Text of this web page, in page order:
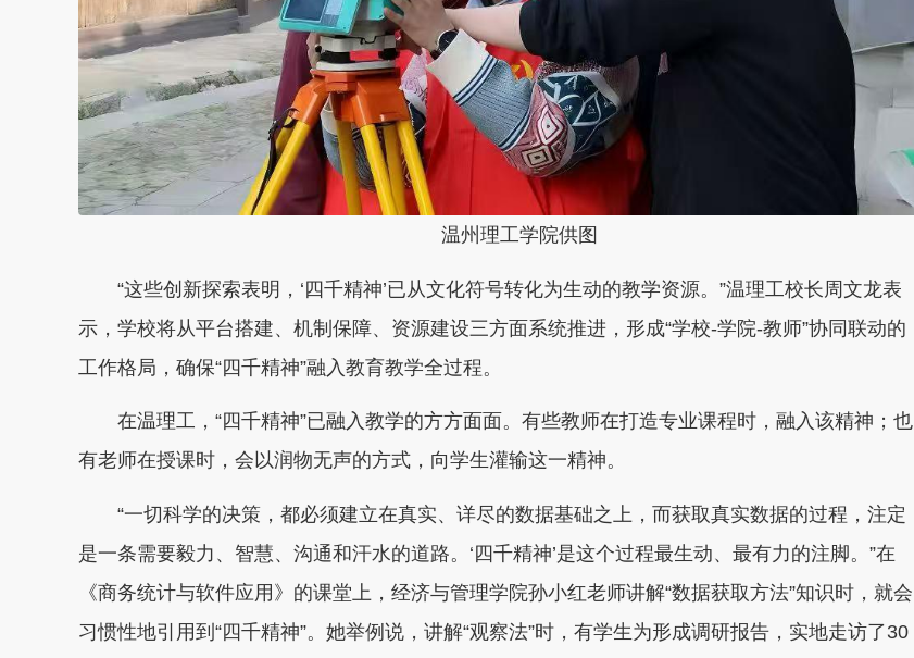
温州理工学院供图
“这些创新探索表明，‘四千精神’已从文化符号转化为生动的教学资源。”温理工校长周文龙表
示，学校将从平台搭建、机制保障、资源建设三方面系统推进，形成“学校-学院-教师”协同联动的
工作格局，确保“四千精神”融入教育教学全过程。
在温理工，“四千精神”已融入教学的方方面面。有些教师在打造专业课程时，融入该精神；也
有老师在授课时，会以润物无声的方式，向学生灌输这一精神。
“一切科学的决策，都必须建立在真实、详尽的数据基础之上，而获取真实数据的过程，注定
是一条需要毅力、智慧、沟通和汗水的道路。‘四千精神’是这个过程最生动、最有力的注脚。”在
《商务统计与软件应用》的课堂上，经济与管理学院孙小红老师讲解“数据获取方法”知识时，就会
习惯性地引用到“四千精神”。她举例说，讲解“观察法”时，有学生为形成调研报告，实地走访了30